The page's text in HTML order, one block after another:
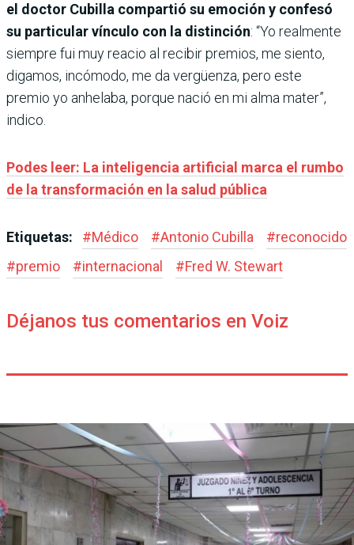
el doctor Cubilla compartió su emoción y confesó
su particular vínculo con la distinción: “Yo realmente
siempre fui muy reacio al recibir premios, me siento,
digamos, incómodo, me da vergüenza, pero este
premio yo anhelaba, porque nació en mi alma mater”,
indico.
Podes leer: La inteligencia artificial marca el rumbo
de la transformación en la salud pública
Etiquetas: #Médico #Antonio Cubilla #reconocido
#premio #internacional #Fred W. Stewart
Déjanos tus comentarios en Voiz